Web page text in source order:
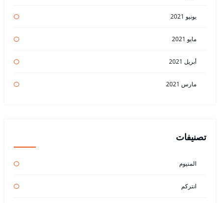
يونيو 2021
مايو 2021
أبريل 2021
مارس 2021
تصنيفات
المنيوم
انتركم